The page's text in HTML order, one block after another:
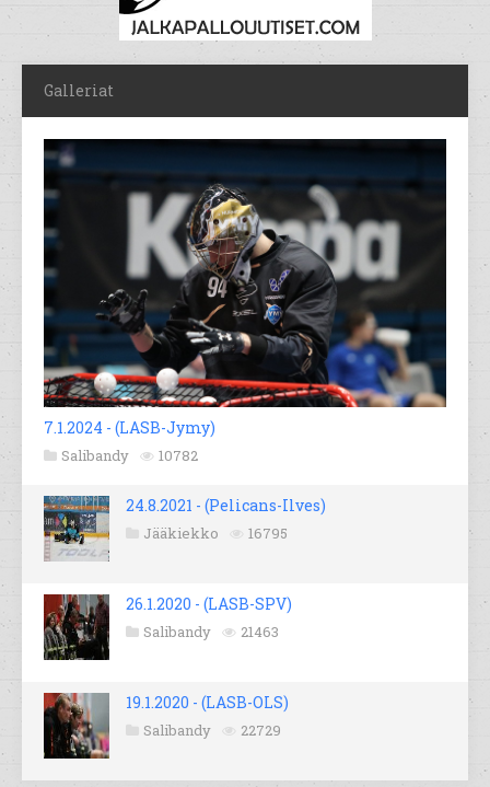
Galleriat
7.1.2024 - (LASB-Jymy)
Salibandy 10782
24.8.2021 - (Pelicans-Ilves)
Jääkiekko 16795
26.1.2020 - (LASB-SPV)
Salibandy 21463
19.1.2020 - (LASB-OLS)
Salibandy 22729